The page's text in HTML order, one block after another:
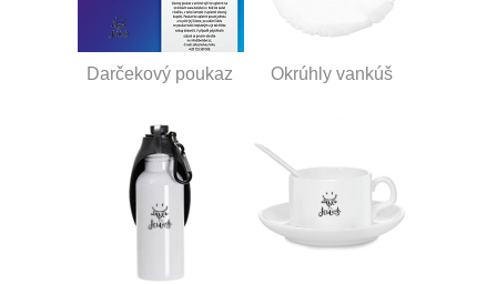
Darčekový poukaz Okrúhly vankúš